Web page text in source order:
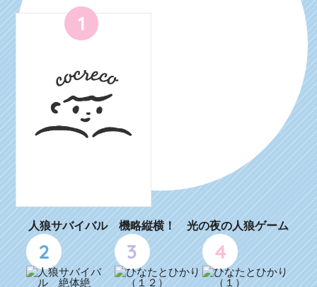
1
人狼サバイバル 機略縦横！ 光の夜の人狼ゲーム
2 3 4